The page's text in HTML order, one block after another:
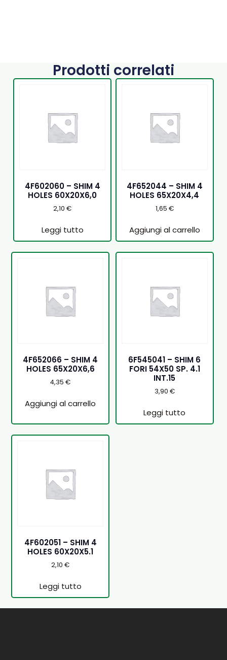
Prodotti correlati
4F602060 – SHIM 4
HOLES 60X20X6,0
2,10€
Leggi tutto
4F652044 – SHIM 4
HOLES 65X20X4,4
1,65 €
Aggiungi al carrello
4F652066 – SHIM 4
HOLES 65X20X6,6
4,35€
Aggiungi al carrello
6F545041 – SHIM 6
FORI 54X50 SP. 4.1
INT.15
3,90 €
Leggi tutto
4F602051 – SHIM 4
HOLES 60X20X5.1
2,10€
Leggi tutto